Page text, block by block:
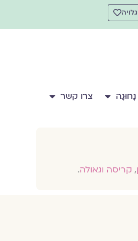
נָחוּגָה צרו קשר
, קריסה וגאולה.